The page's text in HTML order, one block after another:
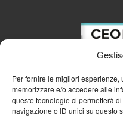
Per fornire le migliori
memorizzare e/o accedere alle
queste tecnologie ci permetterà
navigazione o ID unici su questo